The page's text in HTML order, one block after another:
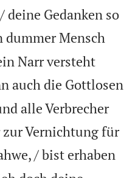
deine Gedanken so
dummer Mensch
Narr versteht
auch die Gottlosen
alle Verbrecher
Vernichtung für
/ bist erhaben